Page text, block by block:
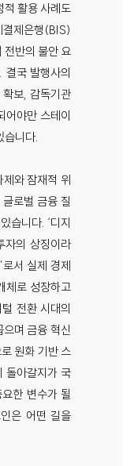
적 활용 사례도
제은행(BIS)
전반의 불안 요
결국 발행사의
보, 감독기관
어야만 스테이
습니다.
와 잠재적 위
로벌 금융 질
습니다. ‘디지
자의 상징이라
로서 실제 경제
체로 성장하고
전환 시대의
며 금융 혁신
원화 기반 스
돌아갈지가 국
한 변수가 될
은 어떤 길을